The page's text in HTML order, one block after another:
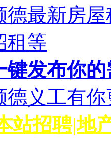
德最新房
租等
键发布你
德义工有
站招聘|地